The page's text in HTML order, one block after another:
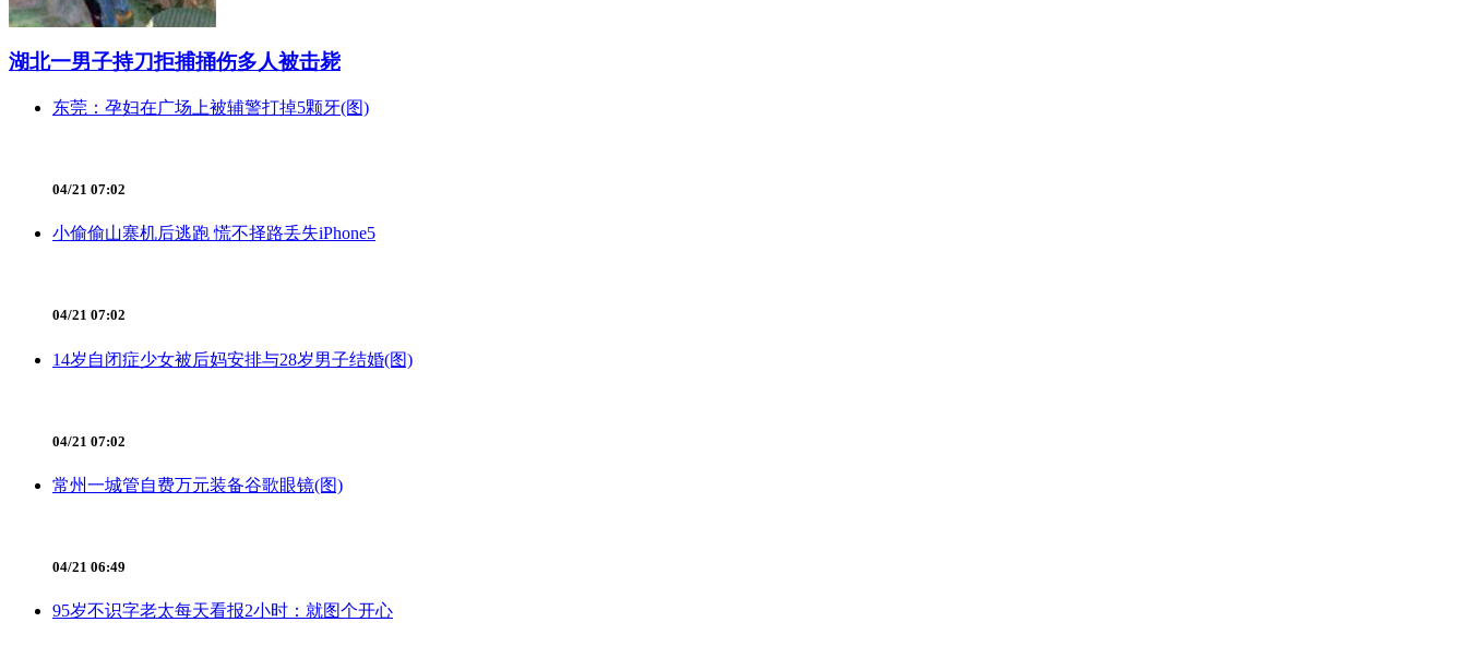
湖北一男子持刀拒捕捅伤多人被击毙
东莞：孕妇在广场上被辅警打掉5颗牙(图)
04/21 07:02
小偷偷山寨机后逃跑 慌不择路丢失iPhone5
04/21 07:02
14岁自闭症少女被后妈安排与28岁男子结婚(图)
04/21 07:02
常州一城管自费万元装备谷歌眼镜(图)
04/21 06:49
95岁不识字老太每天看报2小时：就图个开心